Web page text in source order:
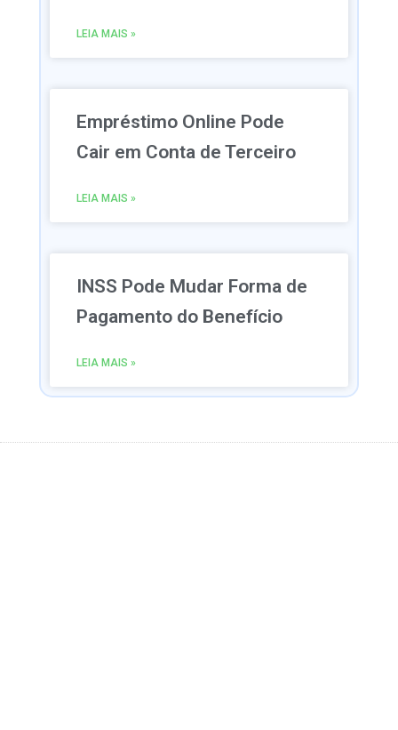
LEIA MAIS »
Empréstimo Online Pode
Cair em Conta de Terceiro
LEIA MAIS »
INSS Pode Mudar Forma de
Pagamento do Benefício
LEIA MAIS »